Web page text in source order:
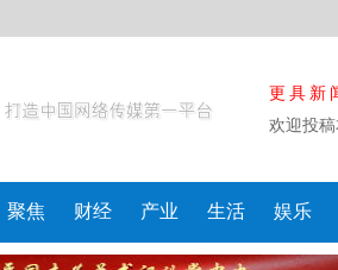
更具新
欢迎投
聚焦 财经 产业 生活 娱乐